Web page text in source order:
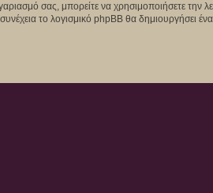
σας, μπορείτε να χρησιμοποιήσετε
το λογισμικό phpBB θα δημιουργήσει